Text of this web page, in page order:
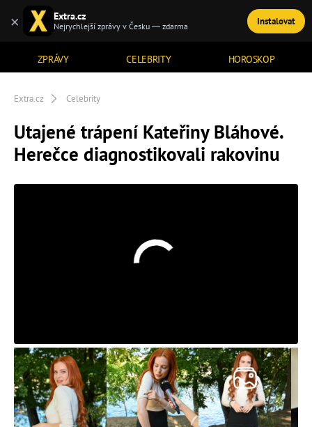
ZPRÁVY CELEBRITY HOROSKOP
TÉMATA
Extra.cz Celebrity
Utajené trápení Kateřiny Bláhové.
Herečce diagnostikovali rakovinu
× Extra.cz
Nejrychlejší zprávy v Česku — zdarma Instalovat